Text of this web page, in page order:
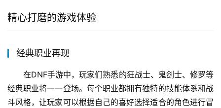
精心打磨的游戏体验
经典职业再现
在DNF手游中，玩家们熟悉的狂战士、鬼剑士、修罗等
经典职业将一一登场。每个职业都拥有独特的技能体系和战
斗风格，让玩家可以根据自己的喜好选择适合的角色进行冒